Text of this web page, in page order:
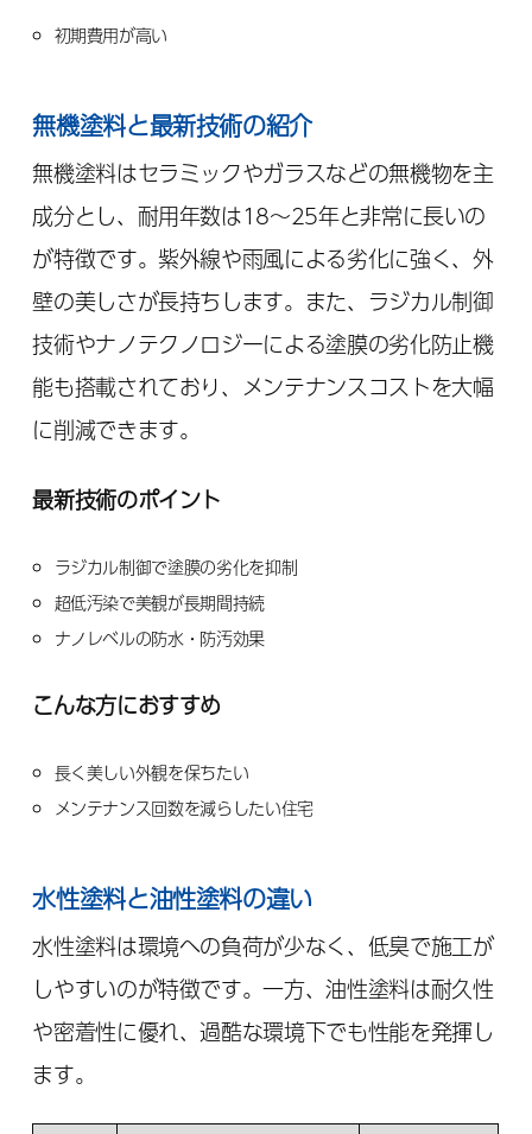
初期費用が高い
無機塗料と最新技術の紹介
無機塗料はセラミックやガラスなどの無機物を主
成分とし、耐用年数は18～25年と非常に長いの
が特徴です。紫外線や雨風による劣化に強く、外
壁の美しさが長持ちします。また、ラジカル制御
技術やナノテクノロジーによる塗膜の劣化防止機
能も搭載されており、メンテナンスコストを大幅
に削減できます。
最新技術のポイント
ラジカル制御で塗膜の劣化を抑制
超低汚染で美観が長期間持続
ナノレベルの防水・防汚効果
こんな方におすすめ
長く美しい外観を保ちたい
メンテナンス回数を減らしたい住宅
水性塗料と油性塗料の違い
水性塗料は環境への負荷が少なく、低臭で施工が
しやすいのが特徴です。一方、油性塗料は耐久性
や密着性に優れ、過酷な環境下でも性能を発揮し
ます。